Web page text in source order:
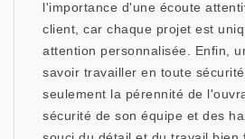
l'importance d'une écoute
client, car chaque projet est
attention personnalisée. Enfin,
savoir travailler en toute
seulement la pérennité de
sécurité de son équipe et des